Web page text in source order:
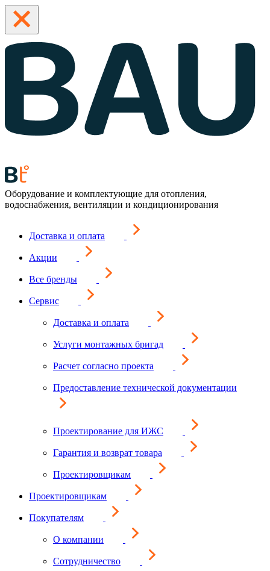
Оборудование и комплектующие для отопления,
водоснабжения, вентиляции и кондиционирования
Доставка и оплата
Акции
Все бренды
Сервис
Доставка и оплата
Услуги монтажных бригад
Расчет согласно проекта
Предоставление технической документации
Проектирование для ИЖС
Гарантия и возврат товара
Проектировщикам
Проектировщикам
Покупателям
О компании
Сотрудничество